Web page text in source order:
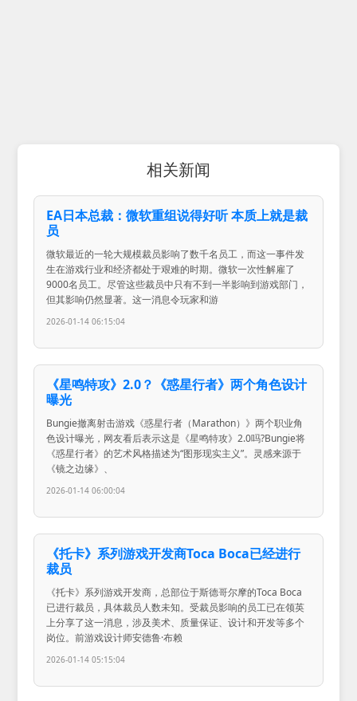
相关新闻
EA日本总裁：微软重组说得好听 本质上就是裁
员
微软最近的一轮大规模裁员影响了数千名员工，而这一事件发
生在游戏行业和经济都处于艰难的时期。微软一次性解雇了
9000名员工。尽管这些裁员中只有不到一半影响到游戏部门，
但其影响仍然显著。这一消息令玩家和游
2026-01-14 06:15:04
《星鸣特攻》2.0？《惑星行者》两个角色设计
曝光
Bungie撤离射击游戏《惑星行者（Marathon）》两个职业角
色设计曝光，网友看后表示这是《星鸣特攻》2.0吗?Bungie将
《惑星行者》的艺术风格描述为“图形现实主义”。灵感来源于
《镜之边缘》、
2026-01-14 06:00:04
《托卡》系列游戏开发商Toca Boca已经进行
裁员
《托卡》系列游戏开发商，总部位于斯德哥尔摩的Toca Boca
已进行裁员，具体裁员人数未知。受裁员影响的员工已在领英
上分享了这一消息，涉及美术、质量保证、设计和开发等多个
岗位。前游戏设计师安德鲁·布赖
2026-01-14 05:15:04